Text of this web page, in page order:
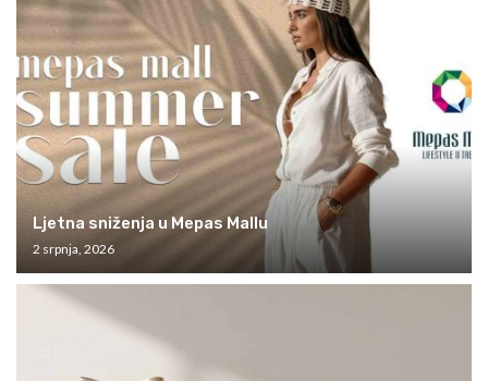
Ljetna sniženja u Mepas Mallu
2 srpnja, 2026